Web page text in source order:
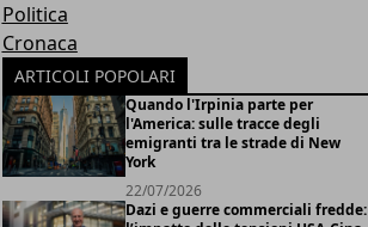
Politica
Cronaca
ARTICOLI POPOLARI
Quando l'Irpinia parte per
l'America: sulle tracce degli
emigranti tra le strade di New
York
22/07/2026
Dazi e guerre commerciali fredde: